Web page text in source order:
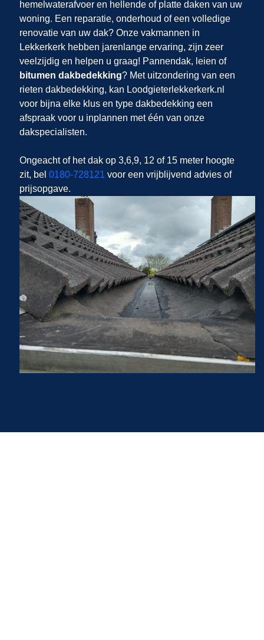
hemelwaterafvoer en hellende of platte daken van uw
woning. Een reparatie, onderhoud of een volledige
renovatie van uw dak? Onze vakmannen in
Lekkerkerk hebben jarenlange ervaring, zijn zeer
veelzijdig en helpen u graag! Pannendak, leien of
bitumen dakbedekking? Met uitzondering van een
rieten dakbedekking, kan Loodgieterlekkerkerk.nl
voor bijna elke klus en type dakbedekking een
afspraak voor u inplannen met één van onze
dakspecialisten.
Ongeacht of het dak op 3,6,9, 12 of 15 meter hoogte
zit, bel 0180-728121 voor een vrijblijvend advies of
prijsopgave.